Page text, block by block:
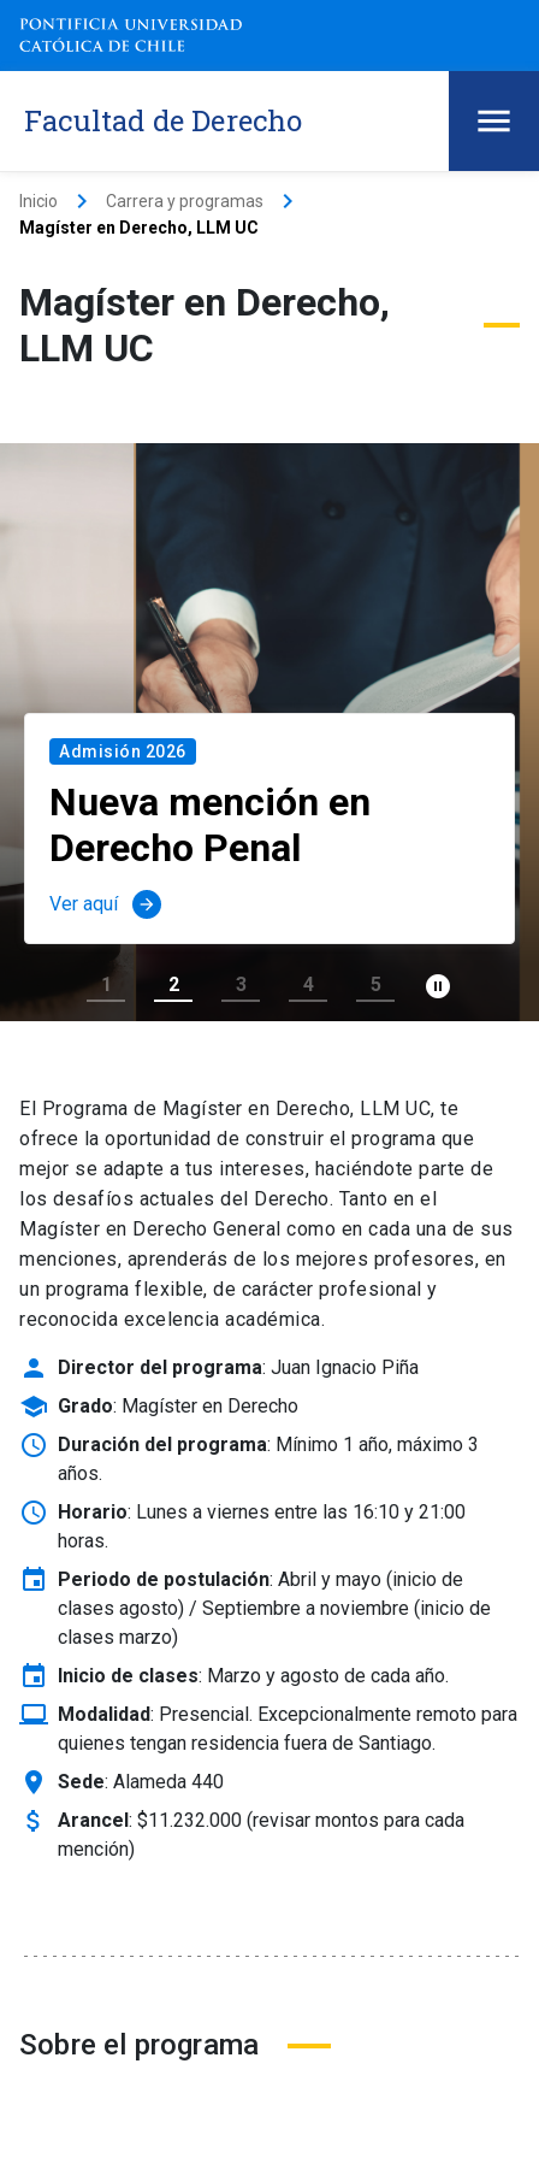
Facultad de Derecho
Inicio keyboard_arrow_right Carrera y programas keyboard_arrow_right
Magíster en Derecho, LLM UC
Magíster en Derecho,
LLM UC
Admisión 2026
Nueva mención en
Derecho Penal
Ver aquí arrow_forward
1 2 3 4 5 pause_circle_filled
El Programa de Magíster en Derecho, LLM UC, te
ofrece la oportunidad de construir el programa que
mejor se adapte a tus intereses, haciéndote parte de
los desafíos actuales del Derecho. Tanto en el
Magíster en Derecho General como en cada una de sus
menciones, aprenderás de los mejores profesores, en
un programa flexible, de carácter profesional y
reconocida excelencia académica.
person Director del programa: Juan Ignacio Piña
school Grado: Magíster en Derecho
schedule Duración del programa: Mínimo 1 año, máximo 3
años.
schedule Horario: Lunes a viernes entre las 16:10 y 21:00
horas.
event Periodo de postulación: Abril y mayo (inicio de
clases agosto) / Septiembre a noviembre (inicio de
clases marzo)
event Inicio de clases: Marzo y agosto de cada año.
laptop_windows Modalidad: Presencial. Excepcionalmente remoto para
quienes tengan residencia fuera de Santiago.
location_on Sede: Alameda 440
attach_money Arancel: $11.232.000 (revisar montos para cada
mención)
Sobre el programa